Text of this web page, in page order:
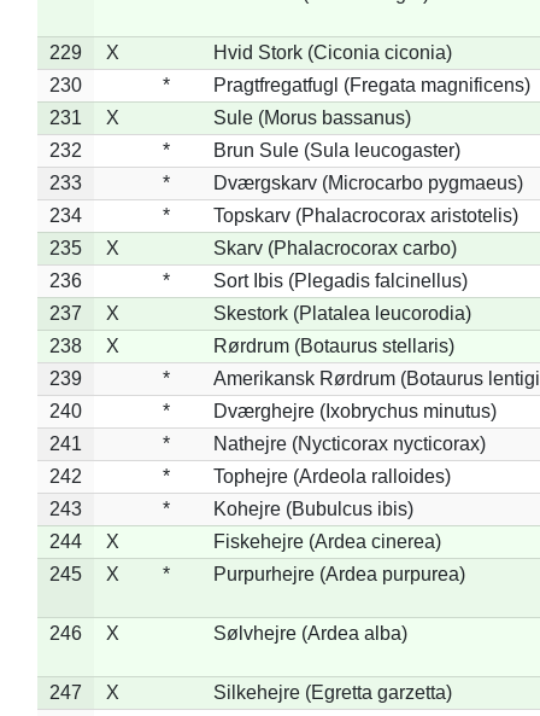
229 X
Hvid Stork (Ciconia ciconia)
230
*
Pragtfregatfugl (Fregata magnificens)
231
X
Sule (Morus bassanus)
232
*
Brun Sule (Sula leucogaster)
233
*
Dværgskarv (Microcarbo pygmaeus)
234
*
Topskarv (Phalacrocorax aristotelis)
235
X
Skarv (Phalacrocorax carbo)
236
*
Sort Ibis (Plegadis falcinellus)
237
X
Skestork (Platalea leucorodia)
238
X
Rørdrum (Botaurus stellaris)
239
*
Amerikansk Rørdrum (Botaurus
240
*
Dværghejre (Ixobrychus minutus)
241
*
Nathejre (Nycticorax nycticorax)
242
*
Tophejre (Ardeola ralloides)
243
*
Kohejre (Bubulcus ibis)
244
X
Fiskehejre (Ardea cinerea)
245
X * Purpurhejre (Ardea purpurea)
246 X Sølvhejre (Ardea alba)
247 X
Silkehejre (Egretta garzetta)